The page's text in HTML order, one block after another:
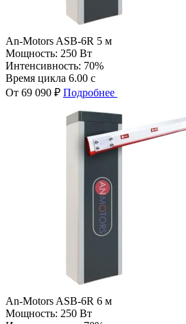
An-Motors ASB-6R 5 м
Мощность: 250 Вт
Интенсивность: 70%
Время цикла 6.00 с
От 69 090 ₽ Подробнее
An-Motors ASB-6R 6 м
Мощность: 250 Вт